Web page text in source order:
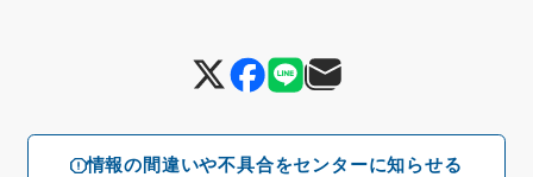
情報の間違いや不具合をセンターに知らせる